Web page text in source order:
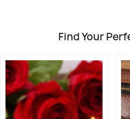
Find Your